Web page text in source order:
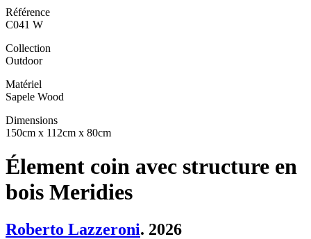
Référence
C041 W
Collection
Outdoor
Matériel
Sapele Wood
Dimensions
150cm x 112cm x 80cm
Élement coin avec structure en
bois Meridies
Roberto Lazzeroni. 2026